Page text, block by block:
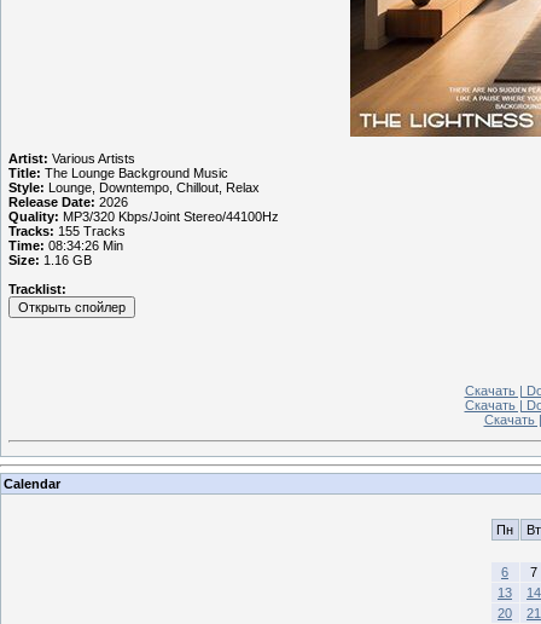
Artist: Various Artists
Title: The Lounge Background Music
Style: Lounge, Downtempo, Chillout, Relax
Release Date: 2026
Quality: MP3/320 Kbps/Joint Stereo/44100Hz
Tracks: 155 Tracks
Time: 08:34:26 Min
Size: 1.16 GB
Tracklist:
Скачать |
Скачать |
Скачать
Calendar
Пн Вт
6
7
13
14
20
21